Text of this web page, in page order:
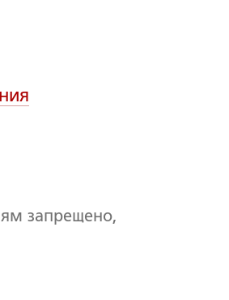
запрещено,